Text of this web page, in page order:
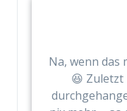
Na, wenn das
😆 Zuletzt